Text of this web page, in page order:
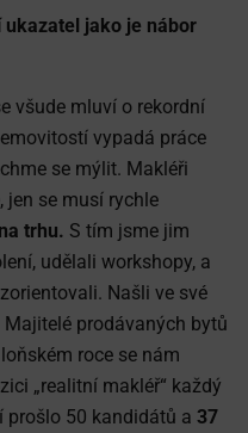
ukazatel jako je nábor
všude mluví o rekordní
vypadá práce
se mýlit. Makléři
jen se musí rychle
trhu. S tím jsme jim
udělali workshopy, a
Našli ve své
prodávaných bytů
roce se nám
„realitní makléř“ každý
prošlo 50 kandidátů a 37